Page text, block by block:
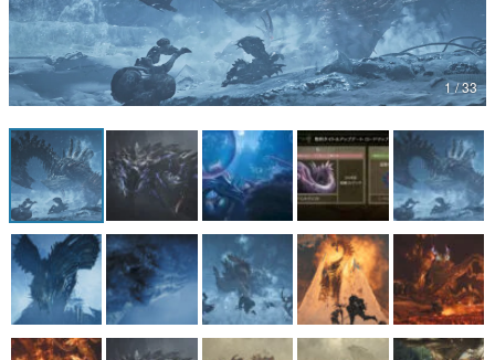
カテゴリ
特集記事
マンガ
女性向け
アプリレビュー
その他
電ファミニコゲーマーとは？
1 / 33